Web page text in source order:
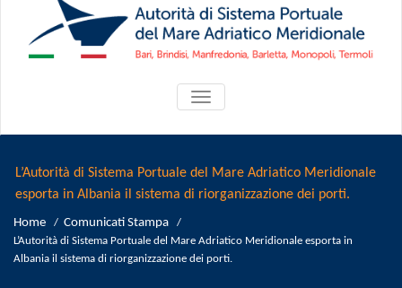
ATTIVA/DISATTIVA
MENU
L’Autorità di Sistema Portuale del Mare Adriatico Meridionale
esporta in Albania il sistema di riorganizzazione dei porti.
Home / Comunicati Stampa /
L’Autorità di Sistema Portuale del Mare Adriatico Meridionale esporta in
Albania il sistema di riorganizzazione dei porti.